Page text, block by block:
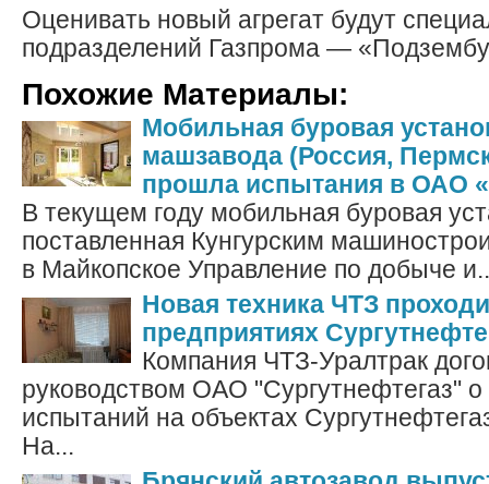
Оценивать новый агрегат будут
подразделений Газпрома —
Похожие Материалы:
Мобильная буровая
машзавода (Россия,
прошла испытания в ОАО
В текущем году мобильная буровая
поставленная Кунгурским
в Майкопское Управление по добыче
Новая техника ЧТЗ
предприятиях
Компания ЧТЗ-Уралтрак
руководством ОАО "Сургутнефтегаз"
испытаний на объектах
На...